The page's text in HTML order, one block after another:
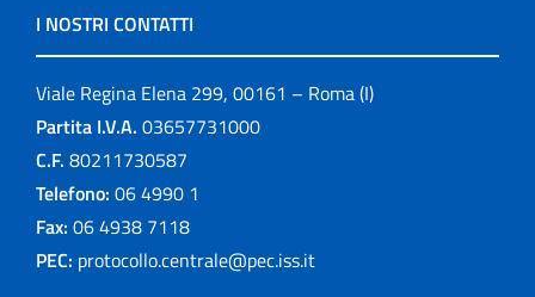
I NOSTRI CONTATTI
Viale Regina Elena 299, 00161 – Roma (I)
Partita I.V.A. 03657731000
C.F. 80211730587
Telefono: 06 4990 1
Fax: 06 4938 7118
PEC: protocollo.centrale@pec.iss.it